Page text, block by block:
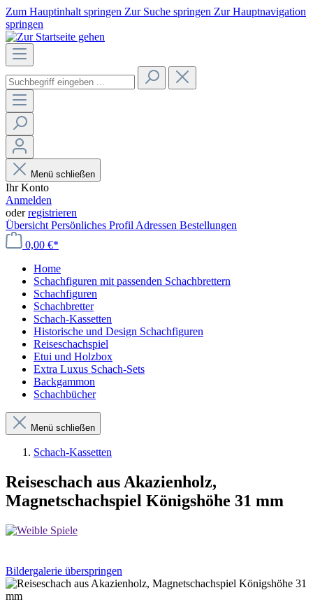
Zum Hauptinhalt springen Zur Suche springen Zur Hauptnavigation
springen
Menü schließen
Ihr Konto
Anmelden
oderregistrieren
Übersicht Persönliches Profil Adressen Bestellungen
0,00 €*
Home
Schachfiguren mit passenden Schachbrettern
Schachfiguren
Schachbretter
Schach-Kassetten
Historische und Design Schachfiguren
Reiseschachspiel
Etui und Holzbox
Extra Luxus Schach-Sets
Backgammon
Schachbücher
Menü schließen
Schach-Kassetten
Reiseschach aus Akazienholz,
Magnetschachspiel Königshöhe 31 mm
Bildergalerie überspringen